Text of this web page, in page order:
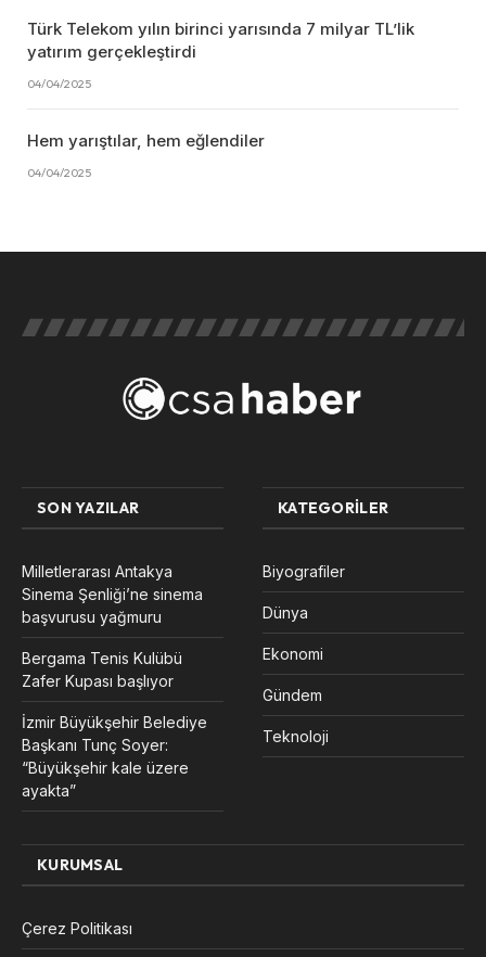
Türk Telekom yılın birinci yarısında 7 milyar TL’lik
yatırım gerçekleştirdi
04/04/2025
Hem yarıştılar, hem eğlendiler
04/04/2025
SON YAZILAR
Milletlerarası Antakya
Sinema Şenliği’ne sinema
başvurusu yağmuru
Bergama Tenis Kulübü
Zafer Kupası başlıyor
İzmir Büyükşehir Belediye
Başkanı Tunç Soyer:
“Büyükşehir kale üzere
ayakta”
KATEGORILER
Biyografiler
Dünya
Ekonomi
Gündem
Teknoloji
KURUMSAL
Çerez Politikası